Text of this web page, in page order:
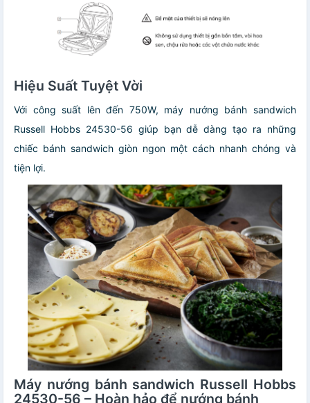
Hiệu Suất Tuyệt Vời
Với công suất lên đến 750W, máy nướng bánh sandwich
Russell Hobbs 24530-56 giúp bạn dễ dàng tạo ra những
chiếc bánh sandwich giòn ngon một cách nhanh chóng và
tiện lợi.
Máy nướng bánh sandwich Russell Hobbs
24530-56 – Hoàn hảo để nướng bánh